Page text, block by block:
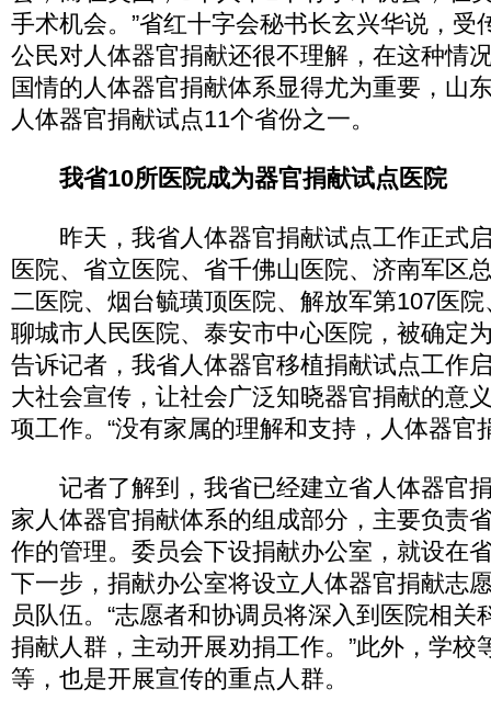
手术机会。”省红十字会秘书长玄兴华说，受
公民对人体器官捐献还很不理解，在这种情
国情的人体器官捐献体系显得尤为重要，山
人体器官捐献试点11个省份之一。
我省10所医院成为器官捐献试点医院
昨天，我省人体器官捐献试点工作正式
医院、省立医院、省千佛山医院、济南军区
二医院、烟台毓璜顶医院、解放军第107医
聊城市人民医院、泰安市中心医院，被确定
告诉记者，我省人体器官移植捐献试点工作
大社会宣传，让社会广泛知晓器官捐献的意
项工作。“没有家属的理解和支持，人体器官
记者了解到，我省已经建立省人体器官
家人体器官捐献体系的组成部分，主要负责
作的管理。委员会下设捐献办公室，就设在
下一步，捐献办公室将设立人体器官捐献志
员队伍。“志愿者和协调员将深入到医院相关
捐献人群，主动开展劝捐工作。”此外，学校
等，也是开展宣传的重点人群。